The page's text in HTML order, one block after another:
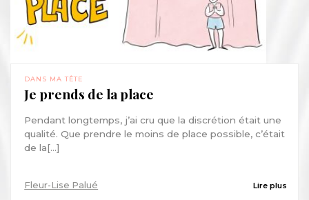
DANS MA TÊTE
Je prends de la place
Pendant longtemps, j’ai cru que la discrétion était une
qualité. Que prendre le moins de place possible, c’était
de la[...]
Fleur-Lise Palué Lire plus